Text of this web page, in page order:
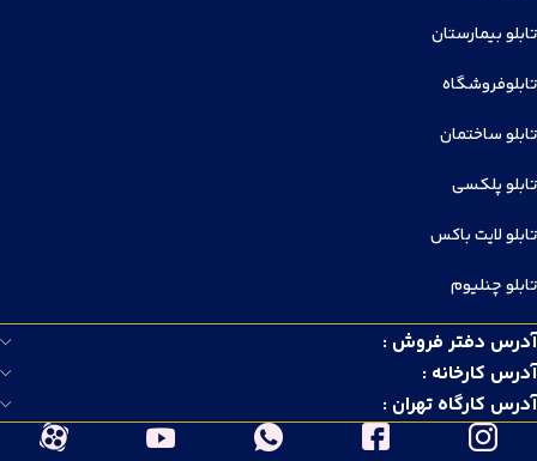
تابلو بیمارستان
تابلوفروشگاه
تابلو ساختمان
تابلو پلکسی
تابلو لایت باکس
تابلو چنلیوم
آدرس دفتر فروش :
آدرس کارخانه :
آدرس کارگاه تهران :